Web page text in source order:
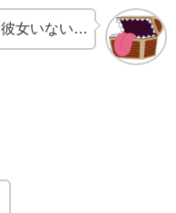
彼女いない…